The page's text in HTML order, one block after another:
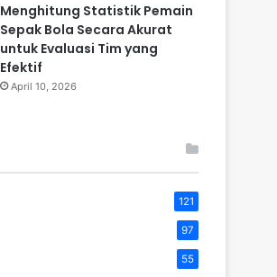
Menghitung Statistik Pemain
Sepak Bola Secara Akurat
untuk Evaluasi Tim yang
Efektif
April 10, 2026
121
97
55